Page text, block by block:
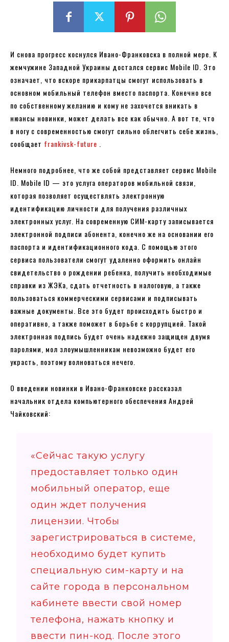
И снова прогресс коснулся Ивано-Франковска в полной мере. К
жемчужине Западной Украины достался сервис Mobile ID. Это
означает, что вскоре прикарпатцы смогут использовать в
основном мобильный телефон вместо паспорта. Конечно все
по собственному желанию и кому не захочется вникать в
нюансы новинки, может делать все как обычно. А вот те, что
в ногу с современностью смогут сильно облегчить себе жизнь,
сообщает frankivsk-future
Немного подробнее, что же собой представляет сервис Mobile
ID. Mobile ID — это услуга операторов мобильной связи,
которая позволяет осуществлять электронную
идентификацию личности для получения различных
электронных услуг. На современную СИМ-карту записывается
электронной подписи абонента, конечно же на основании его
паспорта и идентификационного кода. С помощью этого
сервиса пользователи смогут удаленно оформить онлайн
свидетельство о рождении ребенка, получить необходимые
справки из ЖЭКа, сдать отчетность в налоговую, а также
пользоваться коммерческими сервисами и подписывать
важные документы. Все это будет происходить быстро и
оперативно, а также поможет в борьбе с коррупцией. Такой
электронная подпись будет очень надежно защищен двумя
паролями, мол злоумышленникам невозможно будет его
украсть, поэтому волноваться нечего.
О введении новинки в Ивано-Франковске рассказал
начальник отдела компьютерного обеспечения Андрей
Чайковский:
«Сейчас такую ​​услугу
предоставляет только один
мобильный оператор, еще
один ждет получения
лицензии. Чтобы
зарегистрироваться в системе,
необходимо будет купить
специальную сим-карту и на
сайте города в персональном
кабинете ввести свой номер
телефона, нажать кнопку и
ввести пин-код. После этого